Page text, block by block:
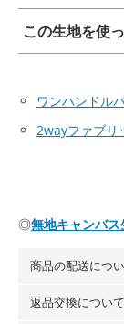
この生地を使
ワンハンドル
2wayファブリ
◎無地キャンバ
商品の配送につ
・ネコポスで
返品交換について